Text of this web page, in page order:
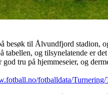
besøk til Ålvundfjord stadion,
og tilsynelatende er
god tru på hjemmeseier, og
fotballdata/Turnering/